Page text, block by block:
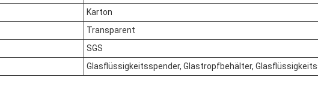
Karton
Transparent
SGS
Glasflüssigkeitsspender, Glastropfbehälter,